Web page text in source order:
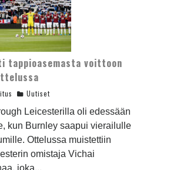
tappioasemasta voittoon
Uutiset
Leicesterilla oli edessään
kun Burnley saapui vierailulle
Ottelussa muistettiin
omistaja Vichai